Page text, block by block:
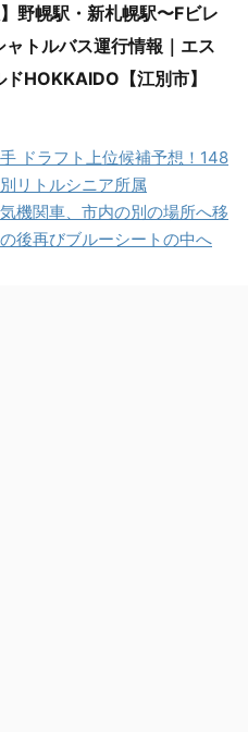
野幌駅・新札幌駅〜Fビレ
ャトルバス運行情報｜エス
HOKKAIDO【江別市】
ドラフト上位候補予想！148
リトルシニア所属
機関車、市内の別の場所へ移
後再びブルーシートの中へ